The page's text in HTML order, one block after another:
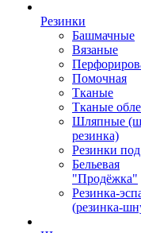
Резинки
Башмачные
Вязаные
Помочная
Тканые
Тканые
Шляпные
резинка)
Резинки под
Бельевая
"Продёжка"
Резинка-
(резинка-